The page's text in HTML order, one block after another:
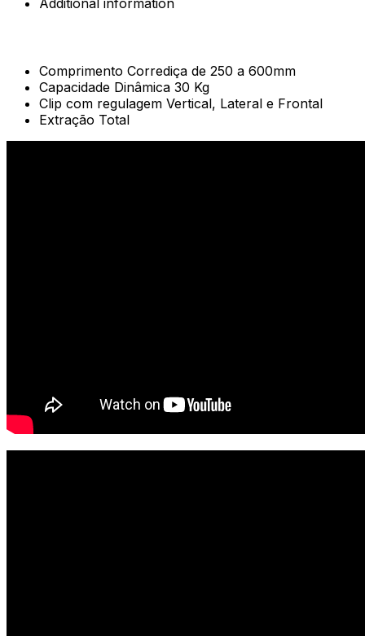
Additional information
Comprimento Corrediça de 250 a 600mm
Capacidade Dinâmica 30 Kg
Clip com regulagem Vertical, Lateral e Frontal
Extração Total